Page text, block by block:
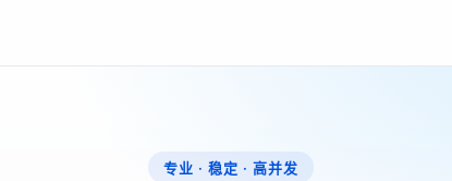
专业 · 稳定 · 高并发